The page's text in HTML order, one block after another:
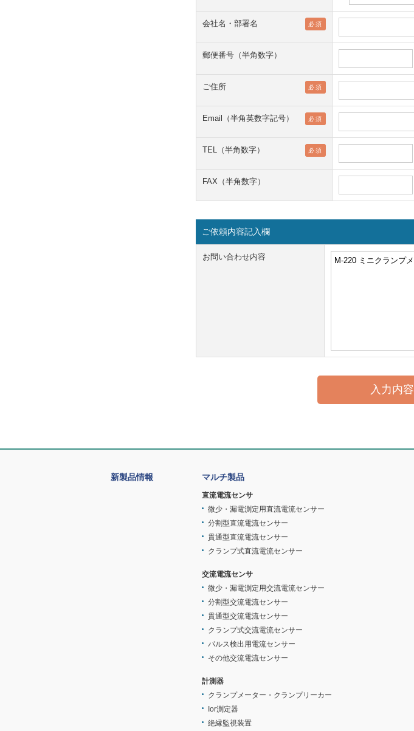
会社名・部署名 必須
郵便番号（半角数字）
ご住所 必須
Email（半角英数字記号） 必須
TEL（半角数字） 必須
FAX（半角数字）
ご依頼内容記入欄
お問い合わせ内容
新製品情報 マルチ製品
直流電流センサ
微少・漏電測定用直流電流センサー
分割型直流電流センサー
貫通型直流電流センサー
クランプ式直流電流センサー
交流電流センサ
微少・漏電測定用交流電流センサー
分割型交流電流センサー
貫通型交流電流センサー
クランプ式交流電流センサー
パルス検出用電流センサー
その他交流電流センサー
計測器
クランプメーター・クランプリーカー
Ior測定器
絶縁監視装置